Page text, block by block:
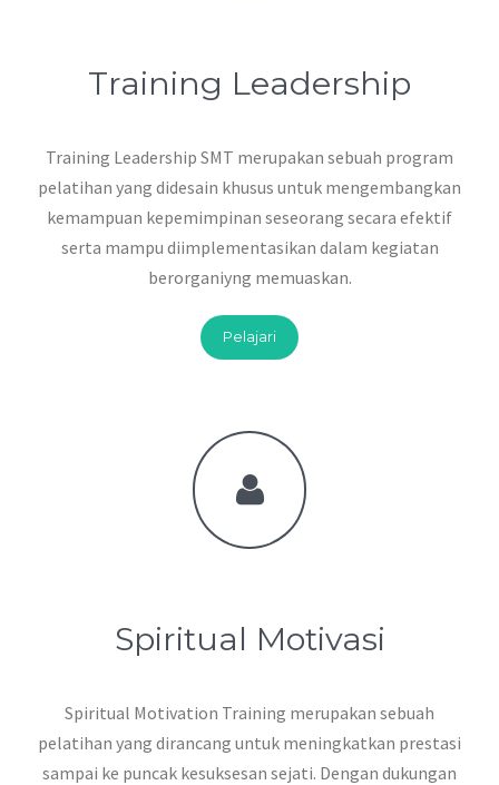
Training Leadership
Training Leadership SMT merupakan sebuah program
pelatihan yang didesain khusus untuk mengembangkan
kemampuan kepemimpinan seseorang secara efektif
serta mampu diimplementasikan dalam kegiatan
berorganiyng memuaskan.
Pelajari
Spiritual Motivasi
Spiritual Motivation Training merupakan sebuah
pelatihan yang dirancang untuk meningkatkan prestasi
sampai ke puncak kesuksesan sejati. Dengan dukungan